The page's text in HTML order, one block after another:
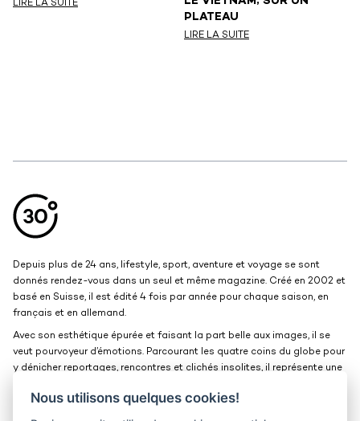
LIRE LA SUITE
PLATEAU
LIRE LA SUITE
Depuis plus de 24 ans, lifestyle, sport, aventure et voyage se sont
donnés rendez-vous dans un seul et même magazine. Créé en 2002 et
basé en Suisse, il est édité 4 fois par année pour chaque saison, en
français et en allemand.
Avec son esthétique épurée et faisant la part belle aux images, il se
veut pourvoyeur d’émotions. Parcourant les quatre coins du globe pour
y dénicher reportages, rencontres et clichés insolites, il représente une
Nous utilisons quelques cookies!